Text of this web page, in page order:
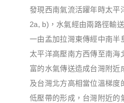
發現西南氣流活躍年時太平
2a, b)，水氣經由兩路徑輸
一由孟加拉灣東傳經中南半
太平洋高壓南方西傳至南海
富的水氣傳送造成台灣附近
及台灣北方高相當位溫梯度
低壓帶的形成，台灣附近的